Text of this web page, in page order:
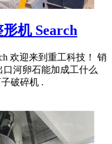
机 Search
欢迎来到重工科技！ 销
河卵石能加成工什么
破碎机 .